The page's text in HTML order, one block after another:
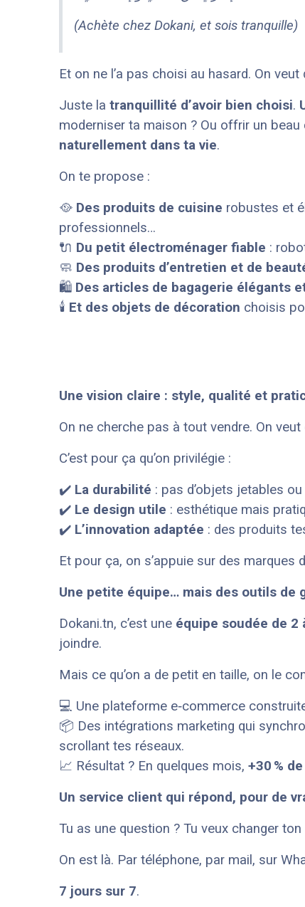
(Achète chez Dokani, et sois tranquille)
Et on ne l’a pas choisi au hasard. On
Juste la tranquillité d’avoir bien choisi.
moderniser ta maison ? Ou offrir un
naturellement dans ta vie.
On te propose :
🥘 Des produits de cuisine robustes et
professionnels…
🔌 Du petit électroménager fiable :
🧼 Des produits d’entretien et de
🛍️ Des articles de bagagerie élégants
🕯️ Et des objets de décoration choisis
Une vision claire : style, qualité et
On ne cherche pas à tout vendre. On veut
C’est pour ça qu’on privilégie :
✔️ La durabilité : pas d’objets jetables ou
✔️ Le design utile : esthétique mais
✔️ L’innovation adaptée : des produits
Et pour ça, on s’appuie sur des marques
Une petite équipe… mais des outils de
Dokani.tn, c’est une équipe soudée de 2
joindre.
Mais ce qu’on a de petit en taille, on le
💻 Une plateforme e‑commerce
📦 Des intégrations marketing qui
scrollant tes réseaux.
📈 Résultat ? En quelques mois, +30 %
Un service client qui répond, pour de
Tu as une question ? Tu veux changer
On est là. Par téléphone, par mail, sur
7 jours sur 7.